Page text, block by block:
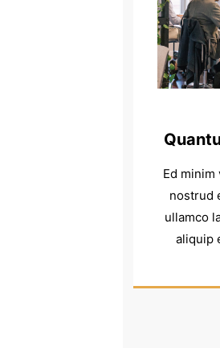
Ed minim
nostrud
ullamco
aliquip